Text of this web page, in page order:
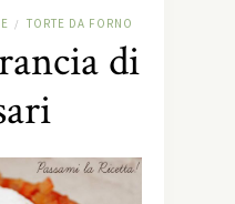
/ TORTE DA FORNO
di